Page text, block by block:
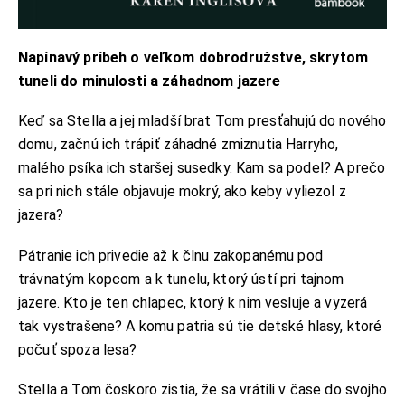
Napínavý príbeh o veľkom dobrodružstve, skrytom
tuneli do minulosti a záhadnom jazere
Keď sa Stella a jej mladší brat Tom presťahujú do nového
domu, začnú ich trápiť záhadné zmiznutia Harryho,
malého psíka ich staršej susedky. Kam sa podel? A prečo
sa pri nich stále objavuje mokrý, ako keby vyliezol z
jazera?
Pátranie ich privedie až k člnu zakopanému pod
trávnatým kopcom a k tunelu, ktorý ústí pri tajnom
jazere. Kto je ten chlapec, ktorý k nim vesluje a vyzerá
tak vystrašene? A komu patria sú tie detské hlasy, ktoré
počuť spoza lesa?
Stella a Tom čoskoro zistia, že sa vrátili v čase do svojho